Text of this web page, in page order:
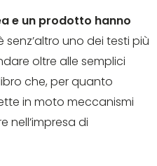
e un prodotto hanno
senz’altro uno dei testi più
oltre alle semplici
che, per quanto
in moto meccanismi
nell’impresa di